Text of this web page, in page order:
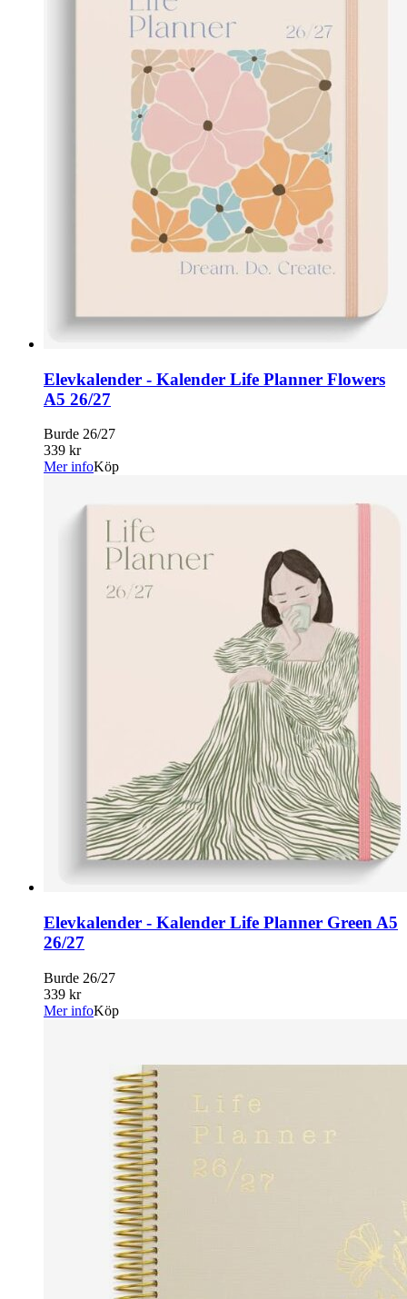
Elevkalender - Kalender Life Planner Flowers
A5 26/27
Burde 26/27
339 kr
Mer infoKöp
Elevkalender - Kalender Life Planner Green A5
26/27
Burde 26/27
339 kr
Mer infoKöp